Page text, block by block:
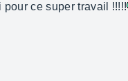
pour ce super travail !!!!!